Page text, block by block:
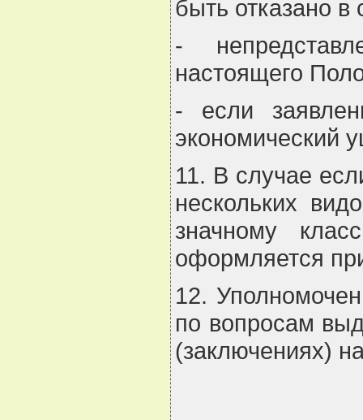
быть отказано в
-
настоящего
- если
экономический
11. В случае
нескольких
значному
оформляется
12.
по вопросам
(заключениях)